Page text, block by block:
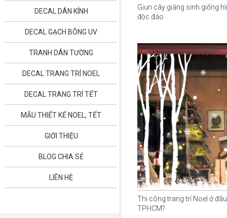
DECAL DÁN KÍNH
DECAL GẠCH BÔNG UV
TRANH DÁN TƯỜNG
DECAL TRANG TRÍ NOEL
DECAL TRANG TRÍ TẾT
MẪU THIẾT KẾ NOEL, TẾT
GIỚI THIỆU
BLOG CHIA SẺ
LIÊN HỆ
Giun cây giáng sinh giống
độc đáo
Thi công trang trí Noel ở
TPHCM?